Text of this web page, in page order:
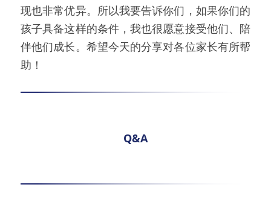
现也非常优异。所以我要告诉你们，如果你们的
孩子具备这样的条件，我也很愿意接受他们、陪
伴他们成长。希望今天的分享对各位家长有所帮
助！
Q&A